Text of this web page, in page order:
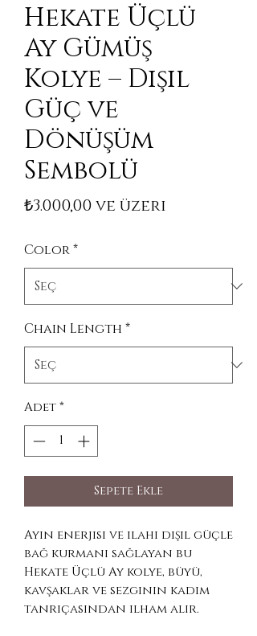
Hekate Üçlü
Ay Gümüş
Kolye – Dişil
Güç ve
Dönüşüm
Sembolü
₺3.000,00ve üzeri
Color*
Chain Length *
Adet*
Sepete Ekle
Ayın enerjisi ve ilahi dişil güçle
bağ kurmanı sağlayan bu
Hekate Üçlü Ay kolye, büyü,
kavşaklar ve sezginin kadim
tanrıçasından ilham alır.